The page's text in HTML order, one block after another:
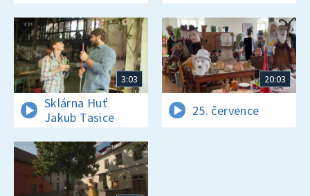
3:03
Sklárna Huť
Jakub Tasice
20:03
25. července